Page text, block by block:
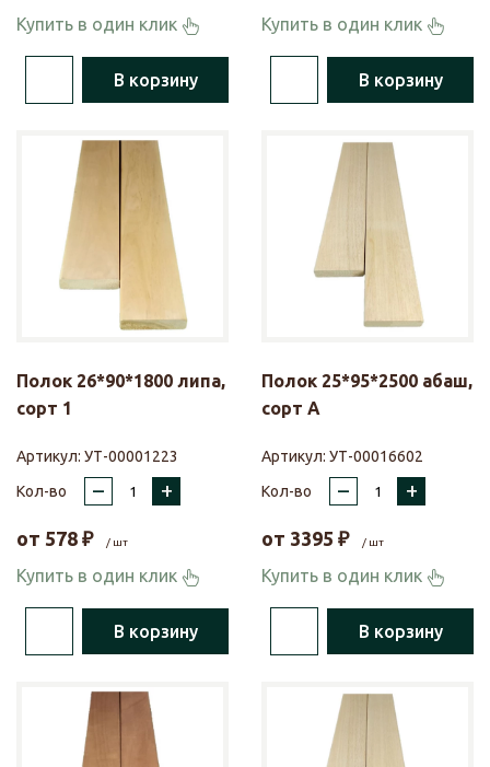
Купить в один клик
В корзину
Купить в один клик
В корзину
Полок 26*90*1800 липа,
сорт 1
Артикул: УТ-00001223
Кол-во
– +
от 578 ₽ / шт
Купить в один клик
В корзину
Полок 25*95*2500 абаш,
сорт А
Артикул: УТ-00016602
Кол-во
– +
от 3395 ₽ / шт
Купить в один клик
В корзину